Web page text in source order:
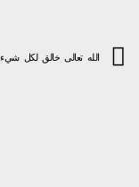
الله تعالى خالق لكل شيء